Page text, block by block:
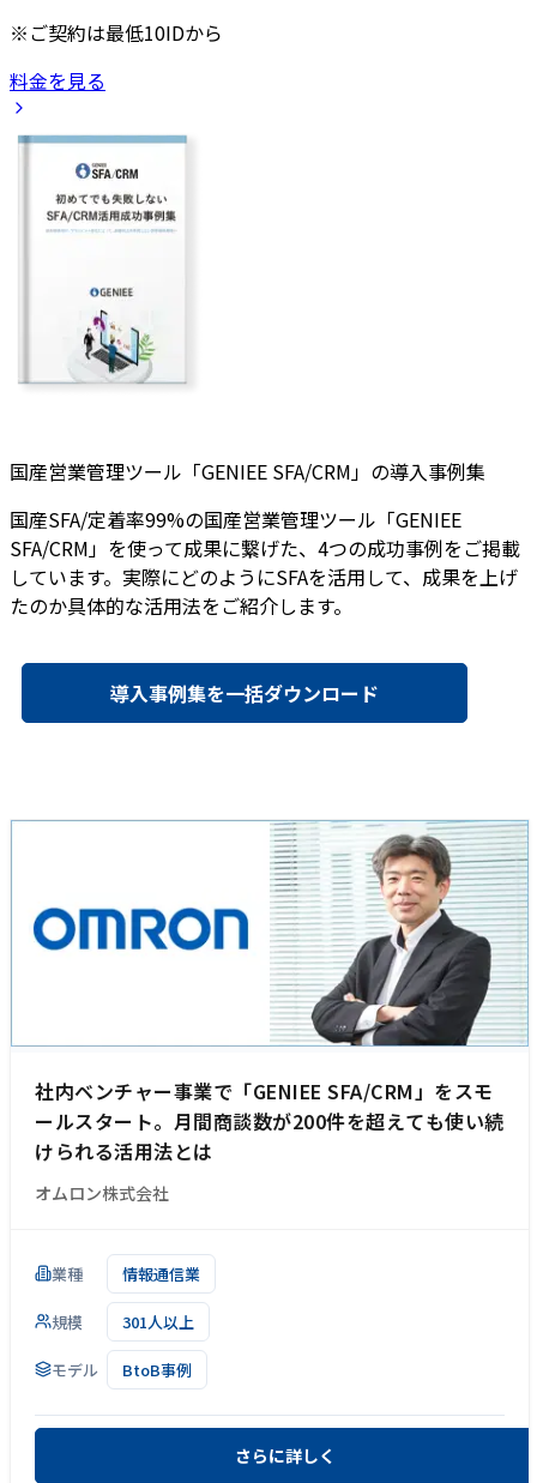
※ご契約は最低10IDから
料金を見る
国産営業管理ツール「GENIEE SFA/CRM」の導入事例集
国産SFA/定着率99%の国産営業管理ツール「GENIEE
SFA/CRM」を使って成果に繋げた、4つの成功事例をご掲載
しています。実際にどのようにSFAを活用して、成果を上げ
たのか具体的な活用法をご紹介します。
導入事例集を一括ダウンロード
社内ベンチャー事業で「GENIEE SFA/CRM」をスモ
ールスタート。月間商談数が200件を超えても使い続
けられる活用法とは
オムロン株式会社
業種 情報通信業
規模 301人以上
モデル BtoB事例
さらに詳しく